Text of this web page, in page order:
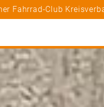
Fahrrad-Club